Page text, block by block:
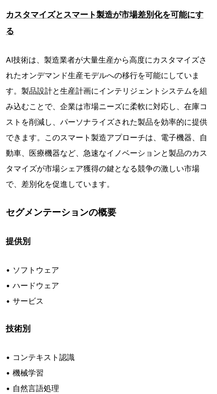
カスタマイズとスマート製造が市場差別化を可能にす
る
AI技術は、製造業者が大量生産から高度にカスタマイズさ
れたオンデマンド生産モデルへの移行を可能にしていま
す。製品設計と生産計画にインテリジェントシステムを組
み込むことで、企業は市場ニーズに柔軟に対応し、在庫コ
ストを削減し、パーソナライズされた製品を効率的に提供
できます。このスマート製造アプローチは、電子機器、自
動車、医療機器など、急速なイノベーションと製品のカス
タマイズが市場シェア獲得の鍵となる競争の激しい市場
で、差別化を促進しています。
セグメンテーションの概要
提供別
• ソフトウェア
• ハードウェア
• サービス
技術別
• コンテキスト認識
• 機械学習
• 自然言語処理